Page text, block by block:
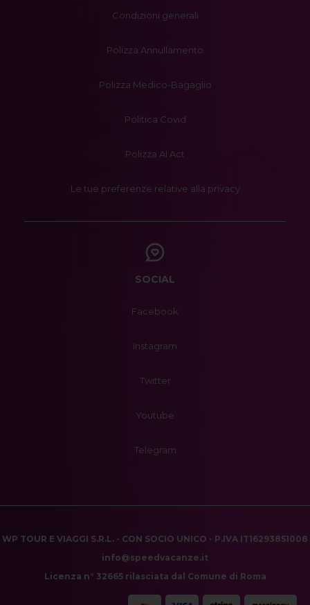
Condizioni generali
Polizza Annullamento
Polizza Medico-Bagaglio
Politica Covid
Polizza AI Act
Le tue preferenze relative alla privacy
SOCIAL
Facebook
Instagram
Twitter
Youtube
Telegram
WP TOUR E VIAGGI S.R.L. - CON SOCIO UNICO - P.IVA IT16293851008
info@speedvacanze.it
Licenza n° 32665 rilasciata dal Comune di Roma